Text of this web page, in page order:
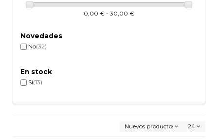
0,00 € - 30,00 €
Novedades
No(32)
En stock
Si(13)
Nuevos productos primero
24